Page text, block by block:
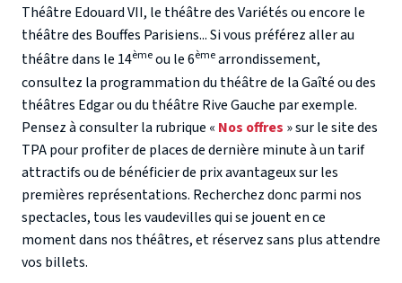
Théâtre Edouard VII, le théâtre des Variétés ou encore le
théâtre des Bouffes Parisiens... Si vous préférez aller au
théâtre dans le 14èmeou le 6èmearrondissement,
consultez la programmation du théâtre de la Gaîté ou des
théâtres Edgar ou du théâtre Rive Gauche par exemple.
Pensez à consulter la rubrique « Nos offres » sur le site des
TPA pour profiter de places de dernière minute à un tarif
attractifs ou de bénéficier de prix avantageux sur les
premières représentations. Recherchez donc parmi nos
spectacles, tous les vaudevilles qui se jouent en ce
moment dans nos théâtres, et réservez sans plus attendre
vos billets.